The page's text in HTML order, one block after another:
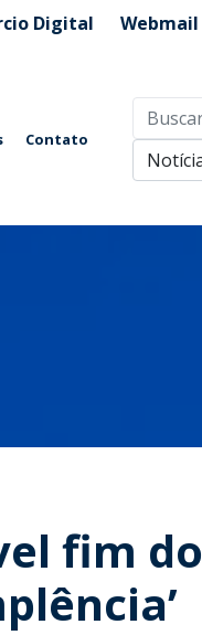
Digital Webmail
Contato
fim do